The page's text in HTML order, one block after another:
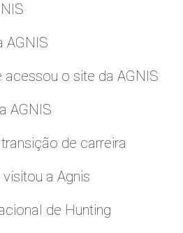
AGNIS
acessou o site da AGNIS
AGNIS
de carreira
a Agnis
de Hunting